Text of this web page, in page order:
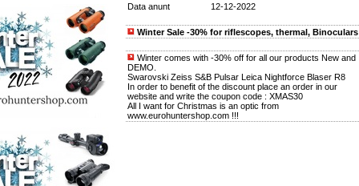
Data anunt 12-12-2022
Winter Sale -30% for riflescopes, thermal, Binoculars
Winter comes with -30% off for all our products New and
DEMO.
Swarovski Zeiss S&B Pulsar Leica Nightforce Blaser R8
In order to benefit of the discount place an order in our
website and write the coupon code : XMAS30
All I want for Christmas is an optic from
www.eurohuntershop.com !!!